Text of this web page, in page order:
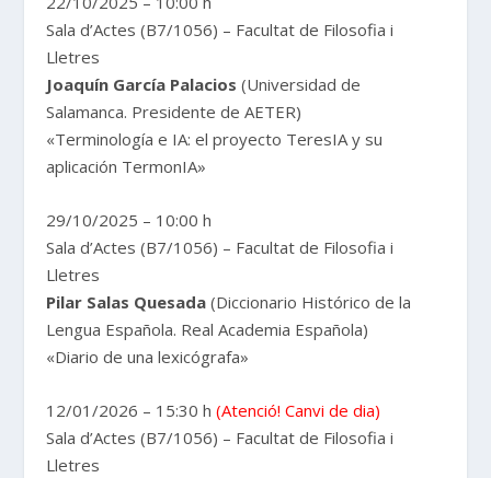
Sala d’Actes (B7/1056) – Facultat de Filosofia i
Lletres
Joaquín García Palacios (Universidad de
Salamanca. Presidente de AETER)
«Terminología e IA: el proyecto TeresIA y su
aplicación TermonIA»
29/10/2025 – 10:00 h
Sala d’Actes (B7/1056) – Facultat de Filosofia i
Lletres
Pilar Salas Quesada (Diccionario Histórico de la
Lengua Española. Real Academia Española)
«Diario de una lexicógrafa»
12/01/2026 – 15:30 h(Atenció! Canvi de dia)
Sala d’Actes (B7/1056) – Facultat de Filosofia i
Lletres